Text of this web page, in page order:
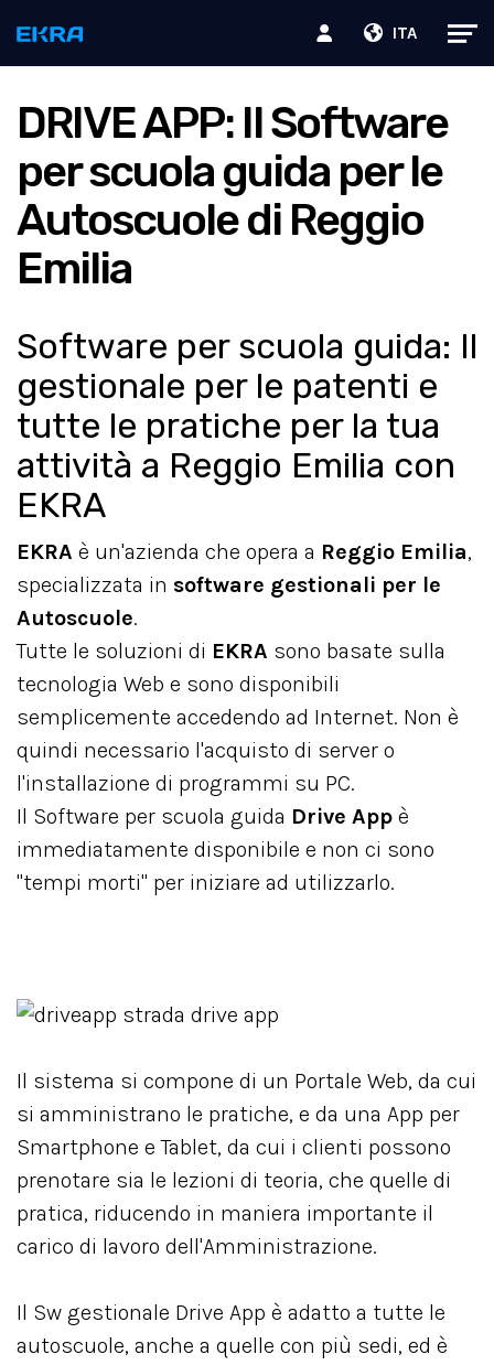
ITA
DRIVE APP: Il Software
per scuola guida per le
Autoscuole di Reggio
Emilia
Software per scuola guida: Il
gestionale per le patenti e
tutte le pratiche per la tua
attività a Reggio Emilia con
EKRA
EKRA è un'azienda che opera a Reggio Emilia,
specializzata in software gestionali per le
Autoscuole.
Tutte le soluzioni di EKRA sono basate sulla
tecnologia Web e sono disponibili
semplicemente accedendo ad Internet. Non è
quindi necessario l'acquisto di server o
l'installazione di programmi su PC.
Il Software per scuola guida Drive App è
immediatamente disponibile e non ci sono
"tempi morti" per iniziare ad utilizzarlo.
Il sistema si compone di un Portale Web, da cui
si amministrano le pratiche, e da una App per
Smartphone e Tablet, da cui i clienti possono
prenotare sia le lezioni di teoria, che quelle di
pratica, riducendo in maniera importante il
carico di lavoro dell'Amministrazione.
Il Sw gestionale Drive App è adatto a tutte le
autoscuole, anche a quelle con più sedi, ed è